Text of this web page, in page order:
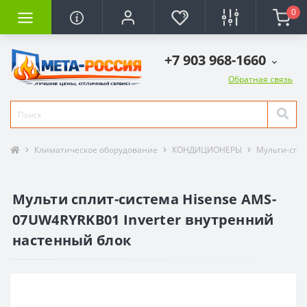
0
+7 903 968-1660
Обратная связь
Климатическое оборудование КОНДИЦИОНЕРЫ Мульти-
Мульти сплит-система Hisense AMS-
07UW4RYRKB01 Inverter внутренний
настенный блок